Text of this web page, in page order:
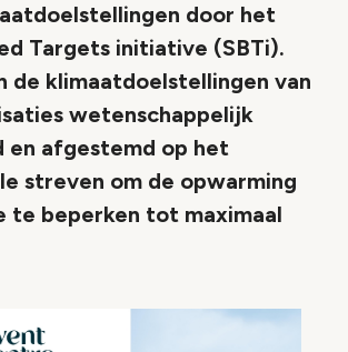
door het
Targets initiative (SBTi).
de klimaatdoelstellingen van
wetenschappelijk
en afgestemd op het
streven om de opwarming
te beperken tot maximaal